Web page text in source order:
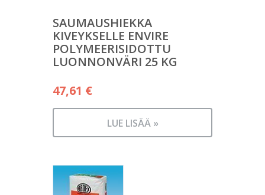
SAUMAUSHIEKKA
KIVEYKSELLE ENVIRE
POLYMEERISIDOTTU
LUONNONVÄRI 25 KG
47,61 €
LUE LISÄÄ »